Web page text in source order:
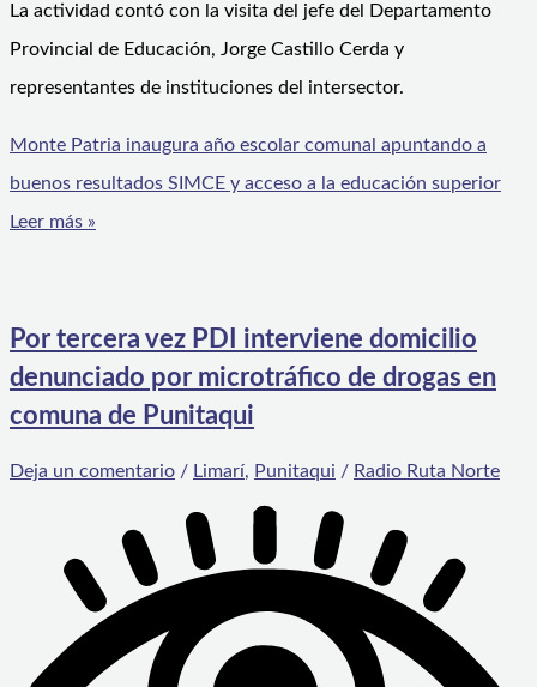
La actividad contó con la visita del jefe del Departamento
Provincial de Educación, Jorge Castillo Cerda y
representantes de instituciones del intersector.
Monte Patria inaugura año escolar comunal apuntando a
buenos resultados SIMCE y acceso a la educación superior
Leer más »
Por tercera vez PDI interviene domicilio
denunciado por microtráfico de drogas en
comuna de Punitaqui
Deja un comentario / Limarí, Punitaqui / Radio Ruta Norte